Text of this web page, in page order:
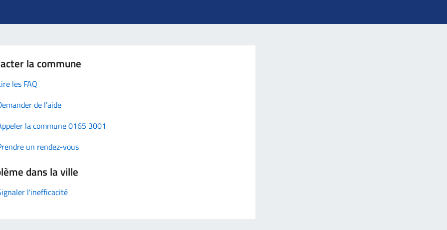
la commune
les FAQ
de l'aide
la commune 0165 3001
un rendez-vous
dans la ville
l'inefficacité